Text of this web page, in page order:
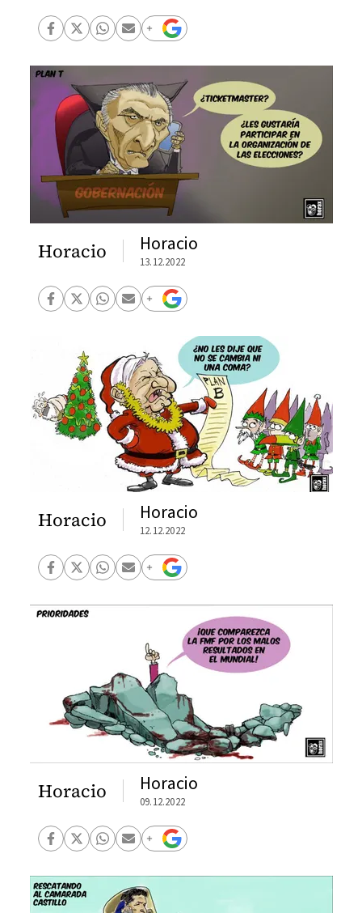
Horacio Horacio
13.12.2022
Horacio Horacio
12.12.2022
Horacio Horacio
09.12.2022